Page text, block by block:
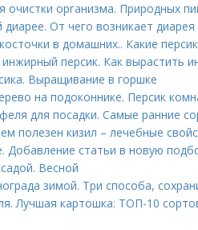
организма. Природных
От чего возникает диарея
в домашних.. Какие
персик. Как вырастить
Выращивание в горшке
на подоконнике. Персик
для посадки. Самые ранние
полезен кизил – лечебные
Добавление статьи в новую
Весной
зимой. Три способа,
Лучшая картошка: ТОП-10